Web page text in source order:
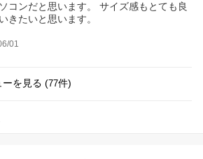
コンだと思います。 サイズ感もとても良
きたいと思います。
01
ーを見る (77件)